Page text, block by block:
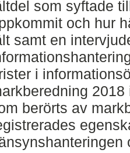
som syftade
och hur
samt en
i
berörts av